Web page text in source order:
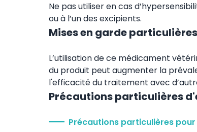
Ne pas utiliser en cas
ou à l’un des excipients.
Mises en garde
L’utilisation de ce médicament
du produit peut augmenter la
l'efficacité du traitement avec
Précautions particulières
Précautions particulières